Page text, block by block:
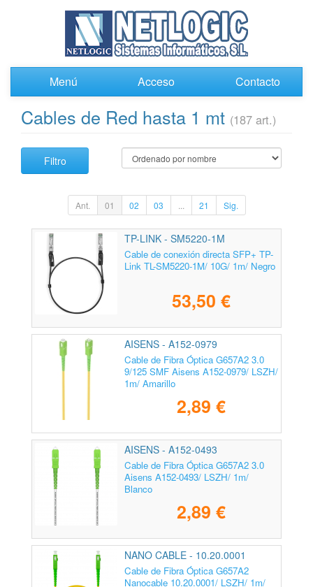
Menú Acceso Contacto
Cables de Red hasta 1 mt (187 art.)
Filtro
Ant. 01 02 03 21 Sig.
TP-LINK - SM5220-1M
Cable de conexión directa SFP+ TP-
Link TL-SM5220-1M/ 10G/ 1m/ Negro
53,50 €
AISENS - A152-0979
Cable de Fibra Óptica G657A2 3.0
9/125 SMF Aisens A152-0979/ LSZH/
1m/ Amarillo
2,89 €
AISENS - A152-0493
Cable de Fibra Óptica G657A2 3.0
Aisens A152-0493/ LSZH/ 1m/
Blanco
2,89 €
NANO CABLE - 10.20.0001
Cable de Fibra Óptica G657A2
Nanocable 10.20.0001/ LSZH/ 1m/